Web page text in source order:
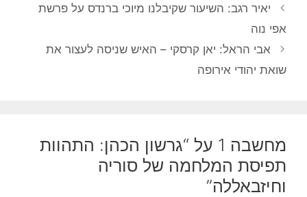
יאיר רגב: השיעור שקיבלנו מיוכי ברנדס על פרשת
אפי נוה
אבי הראל: יאן קרסקי – האיש שניסה לעצור את
שואת יהודי אירופה
מחשבה 1 על “גרשון הכהן: התהוות
תפיסת המלחמה של סוריה
וחיזבאללה”